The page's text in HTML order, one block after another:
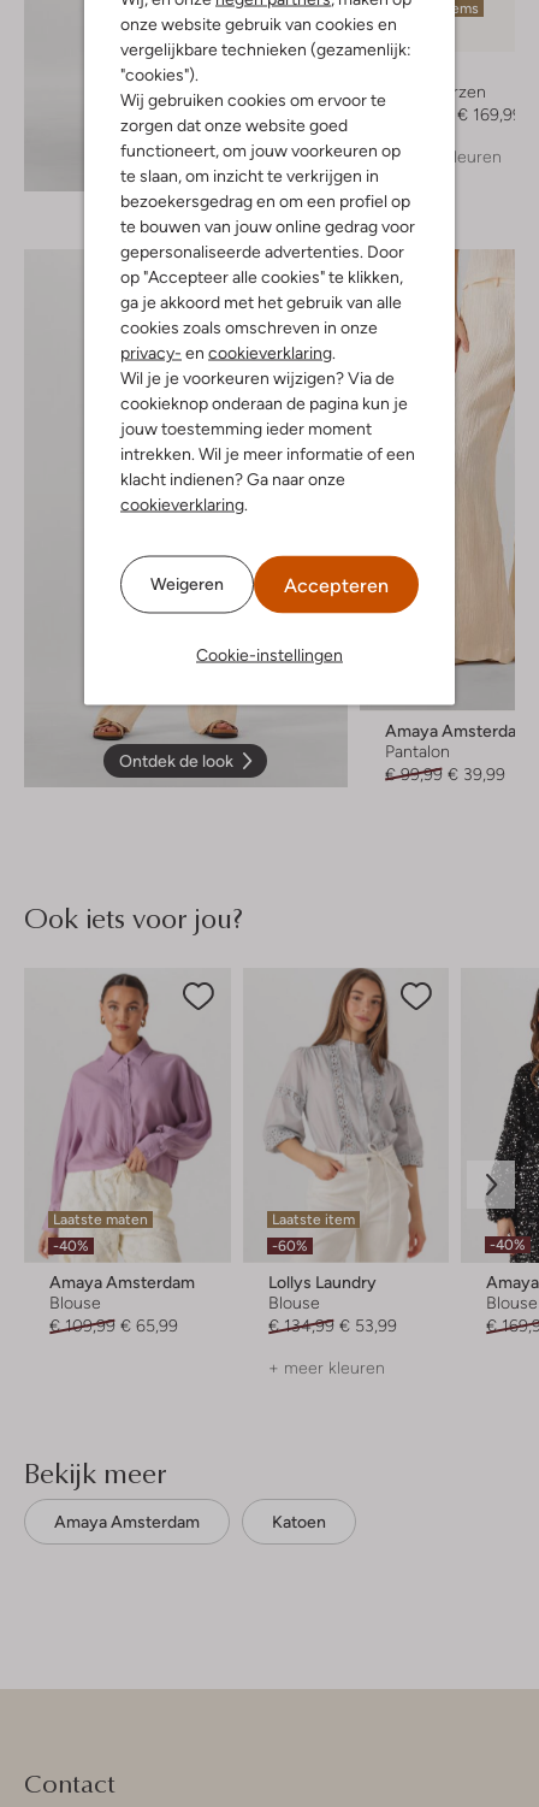
onze website gebruik van cookies en
vergelijkbare technieken (gezamenlijk:
"cookies").
Wij gebruiken cookies om ervoor te
zorgen dat onze website goed
functioneert, om jouw voorkeuren op
te slaan, om inzicht te verkrijgen in
bezoekersgedrag en om een profiel op
te bouwen van jouw online gedrag voor
gepersonaliseerde advertenties. Door
op "Accepteer alle cookies" te klikken,
ga je akkoord met het gebruik van alle
cookies zoals omschreven in onze
privacy- en cookieverklaring
Wil je je voorkeuren wijzigen? Via de
cookieknop onderaan de pagina kun je
jouw toestemming ieder moment
intrekken. Wil je meer informatie of een
klacht indienen? Ga naar onze
cookieverklaring
Weigeren Accepteren
Cookie-instellingen
Ontdek de look
Laatste items
-50%
Hoge laarzen
€ 169,99
+ meer kleuren
Ontdek de look
Amaya Amsterdam
Pantalon
€ 99,99 € 39,99
Ook iets voor jou?
Laatste maten
-40%
Amaya Amsterdam
Blouse
€ 109,99 € 65,99
Laatste item
-60%
Lollys Laundry
Blouse
€ 134,99 € 53,99
+ meer kleuren
-40%
Blouse
€
Bekijk meer
Amaya Amsterdam Katoen
Contact